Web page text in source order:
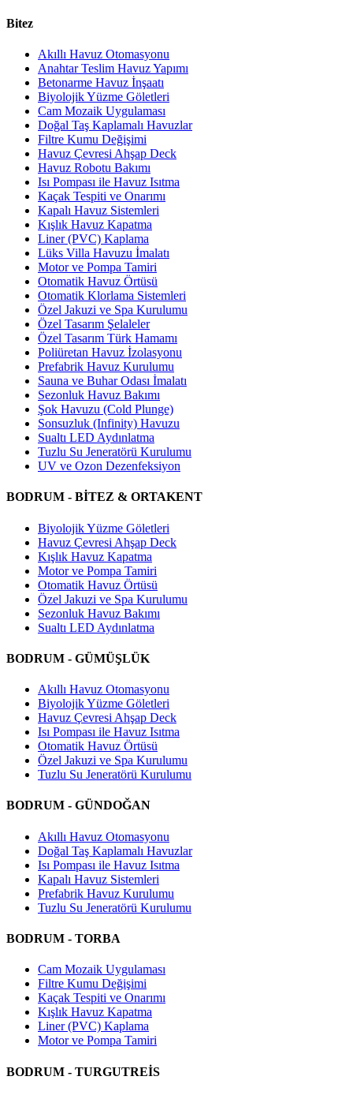
Bitez
Akıllı Havuz Otomasyonu
Anahtar Teslim Havuz Yapımı
Betonarme Havuz İnşaatı
Biyolojik Yüzme Göletleri
Cam Mozaik Uygulaması
Doğal Taş Kaplamalı Havuzlar
Filtre Kumu Değişimi
Havuz Çevresi Ahşap Deck
Havuz Robotu Bakımı
Isı Pompası ile Havuz Isıtma
Kaçak Tespiti ve Onarımı
Kapalı Havuz Sistemleri
Kışlık Havuz Kapatma
Liner (PVC) Kaplama
Lüks Villa Havuzu İmalatı
Motor ve Pompa Tamiri
Otomatik Havuz Örtüsü
Otomatik Klorlama Sistemleri
Özel Jakuzi ve Spa Kurulumu
Özel Tasarım Şelaleler
Özel Tasarım Türk Hamamı
Poliüretan Havuz İzolasyonu
Prefabrik Havuz Kurulumu
Sauna ve Buhar Odası İmalatı
Sezonluk Havuz Bakımı
Şok Havuzu (Cold Plunge)
Sonsuzluk (Infinity) Havuzu
Sualtı LED Aydınlatma
Tuzlu Su Jeneratörü Kurulumu
UV ve Ozon Dezenfeksiyon
BODRUM - BİTEZ & ORTAKENT
Biyolojik Yüzme Göletleri
Havuz Çevresi Ahşap Deck
Kışlık Havuz Kapatma
Motor ve Pompa Tamiri
Otomatik Havuz Örtüsü
Özel Jakuzi ve Spa Kurulumu
Sezonluk Havuz Bakımı
Sualtı LED Aydınlatma
BODRUM - GÜMÜŞLÜK
Akıllı Havuz Otomasyonu
Biyolojik Yüzme Göletleri
Havuz Çevresi Ahşap Deck
Isı Pompası ile Havuz Isıtma
Otomatik Havuz Örtüsü
Özel Jakuzi ve Spa Kurulumu
Tuzlu Su Jeneratörü Kurulumu
BODRUM - GÜNDOĞAN
Akıllı Havuz Otomasyonu
Doğal Taş Kaplamalı Havuzlar
Isı Pompası ile Havuz Isıtma
Kapalı Havuz Sistemleri
Prefabrik Havuz Kurulumu
Tuzlu Su Jeneratörü Kurulumu
BODRUM - TORBA
Cam Mozaik Uygulaması
Filtre Kumu Değişimi
Kaçak Tespiti ve Onarımı
Kışlık Havuz Kapatma
Liner (PVC) Kaplama
Motor ve Pompa Tamiri
BODRUM - TURGUTREİS